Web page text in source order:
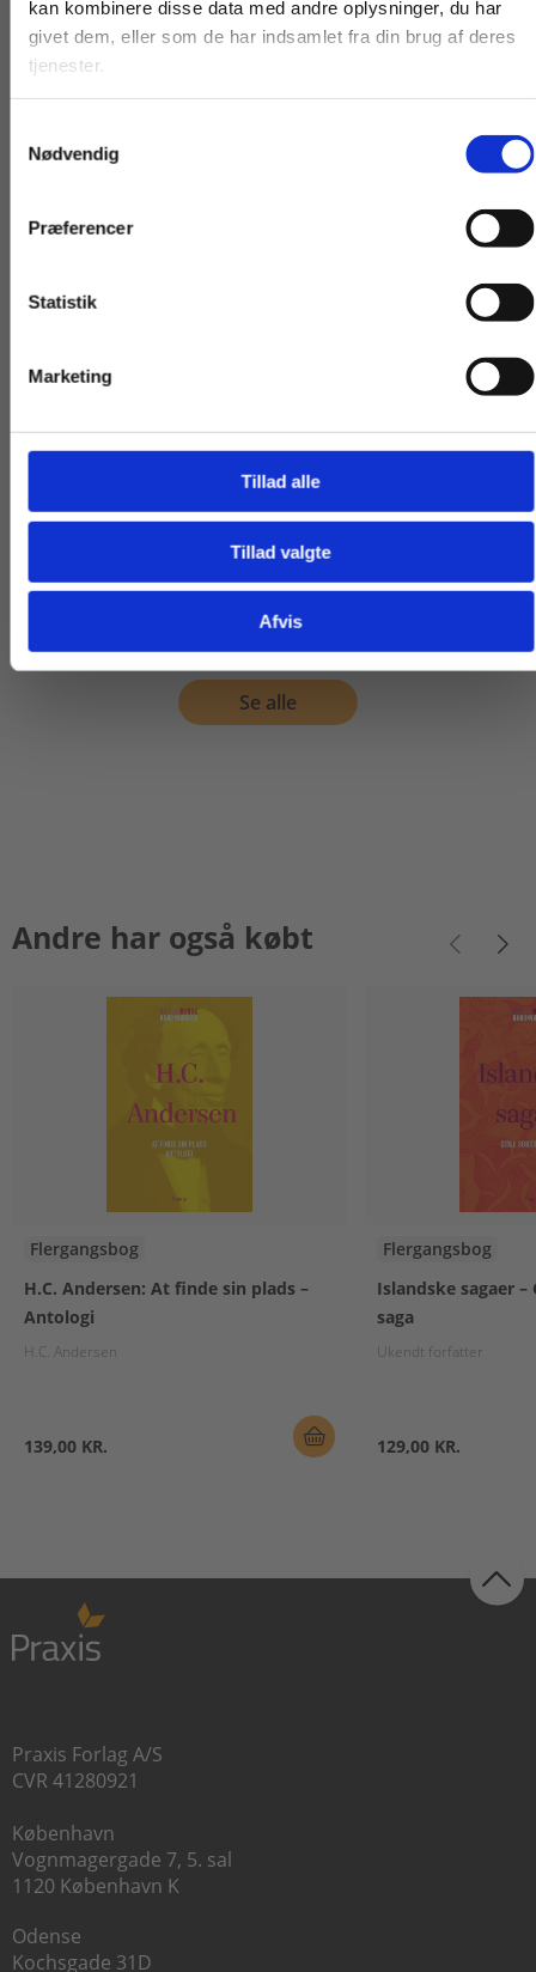
kan kombinere disse data med andre oplysninger, du har
givet dem, eller som de har indsamlet fra din brug af deres
tjenester.
Nødvendig
Præferencer
Statistik
Marketing
Tillad alle
Tillad valgte
Afvis
Titler i serien
Ludvig Holberg: Erasmus Montanus
Søren
Søren Kierkegaard
Se alle
Andre har også købt
Flergangsbog
H.C. Andersen: At finde sin plads –
Antologi
H.C. Andersen
139,00 KR.
Flergangsbog
Islandske sagaer –
saga
Ukendt forfatter
129,00 KR.
Praxis Forlag A/S
CVR 41280921
København
Vognmagergade 7, 5. sal
1120 København K
Odense
Kochsgade 31D
studerende. Du får
vist priser inkl.
virksomheder. Du
får vist priser ekskl.
Gå til praxisOnline